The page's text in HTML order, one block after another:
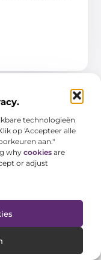
technologieën
op 'Accepteer alle
aan."
why cookies are
or adjust
duiken